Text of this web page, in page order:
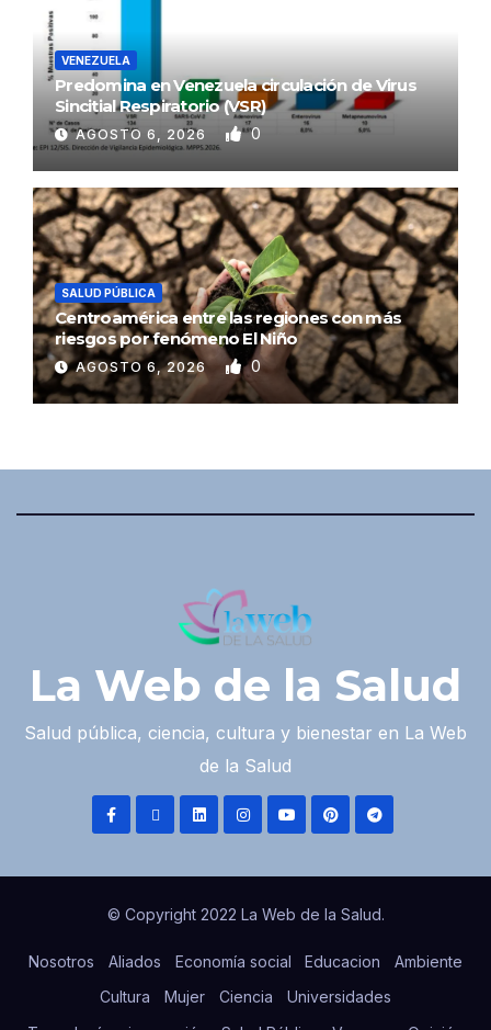
VENEZUELA
Predomina en Venezuela circulación de Virus
Sincitial Respiratorio (VSR)
AGOSTO 6, 2026 0
SALUD PÚBLICA
Centroamérica entre las regiones con más
riesgos por fenómeno El Niño
AGOSTO 6, 2026 0
La Web de la Salud
Salud pública, ciencia, cultura y bienestar en La Web
de la Salud
© Copyright 2022 La Web de la Salud.
Nosotros Aliados Economía social Educacion
Ambiente
Cultura
Mujer Ciencia
Universidades